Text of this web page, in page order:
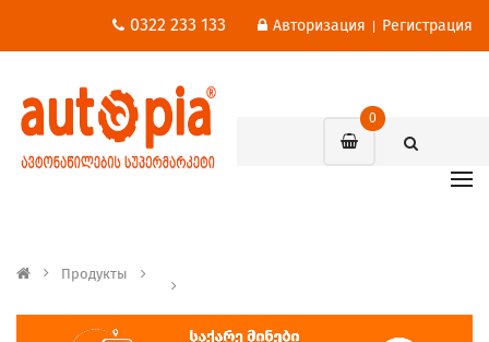
0322 233 133 Авторизация | Регистрация
0
Продукты